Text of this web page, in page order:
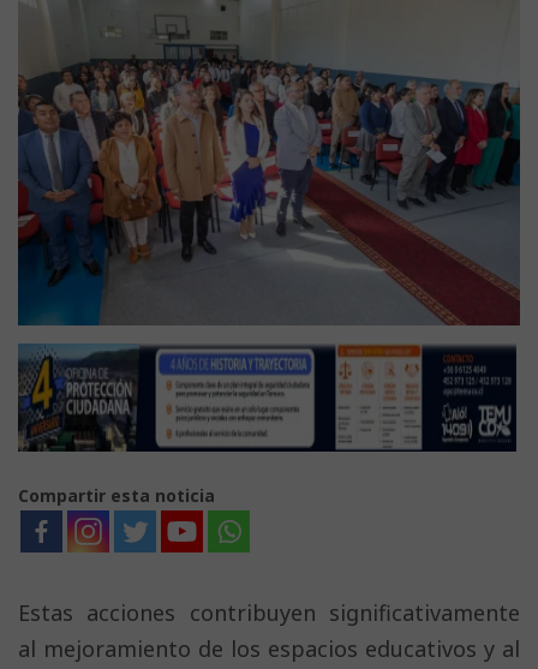
Compartir esta noticia
Estas acciones contribuyen significativamente
al mejoramiento de los espacios educativos y al